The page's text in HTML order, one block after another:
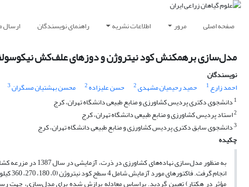
صفحه اصلی مرور اطلاعات نشریه راهنمای نویسندگان ارسال
مدل‌سازی برهمکنش کود نیتروژن و دوزهای علف‌کش
نویسندگان
احمد زارع 1 حمید رحیمیان مشهدی2 حسن علیزاده2 محسن بهشتیان مسگران3
1 دانشجوی دکتری پردیس کشاورزی و منابع طبیعی دانشگاه تهران، کرج
2استاد پردیس کشاورزی و منابع طبیعی دانشگاه تهران، کرج
3دانشجوی سابق دکتری پردیس کشاورزی و منابع طبیعی دانشگاه تهران، کرج
چکیده